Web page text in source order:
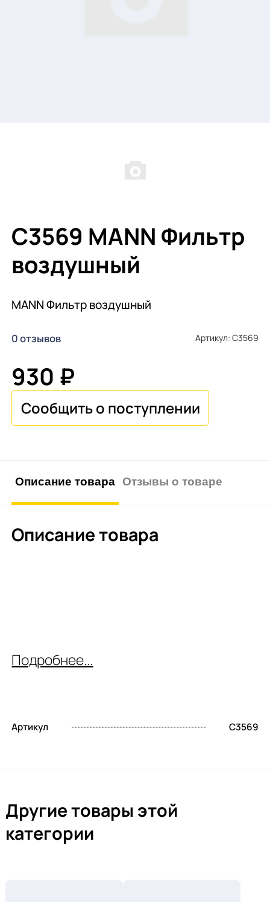
C3569 MANN Фильтр
воздушный
MANN Фильтр воздушный
0 отзывов Артикул: C3569
930 ₽
Описание товара Отзывы о товаре
Описание товара
Подробнее...
Артикул C3569
Другие товары этой
категории